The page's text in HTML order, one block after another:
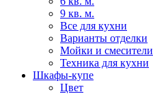
9 кв. м.
Все для кухни
Варианты отделки
Мойки и смесители
Техника для кухни
Шкафы-купе
Цвет